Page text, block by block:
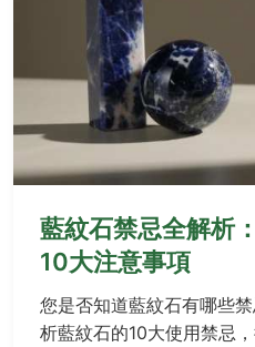
藍紋石禁忌全解析
10大注意事項
您是否知道藍紋石有哪些
析藍紋石的10大使用禁忌